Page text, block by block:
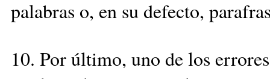
palabras o, en su defecto,
10. Por último, uno de los